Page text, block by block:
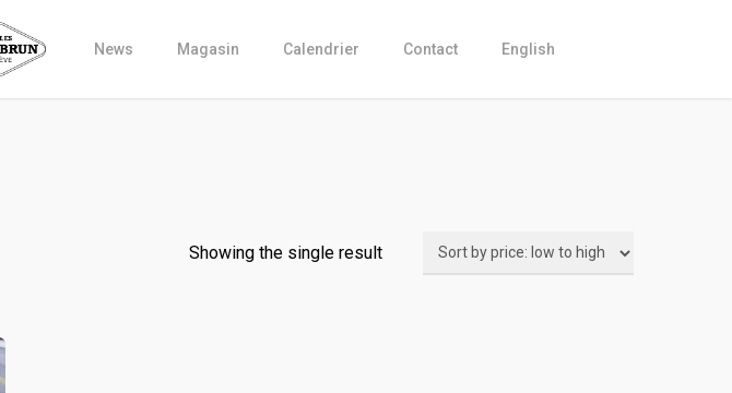
News Magasin Calendrier Contact English
Showing the single result